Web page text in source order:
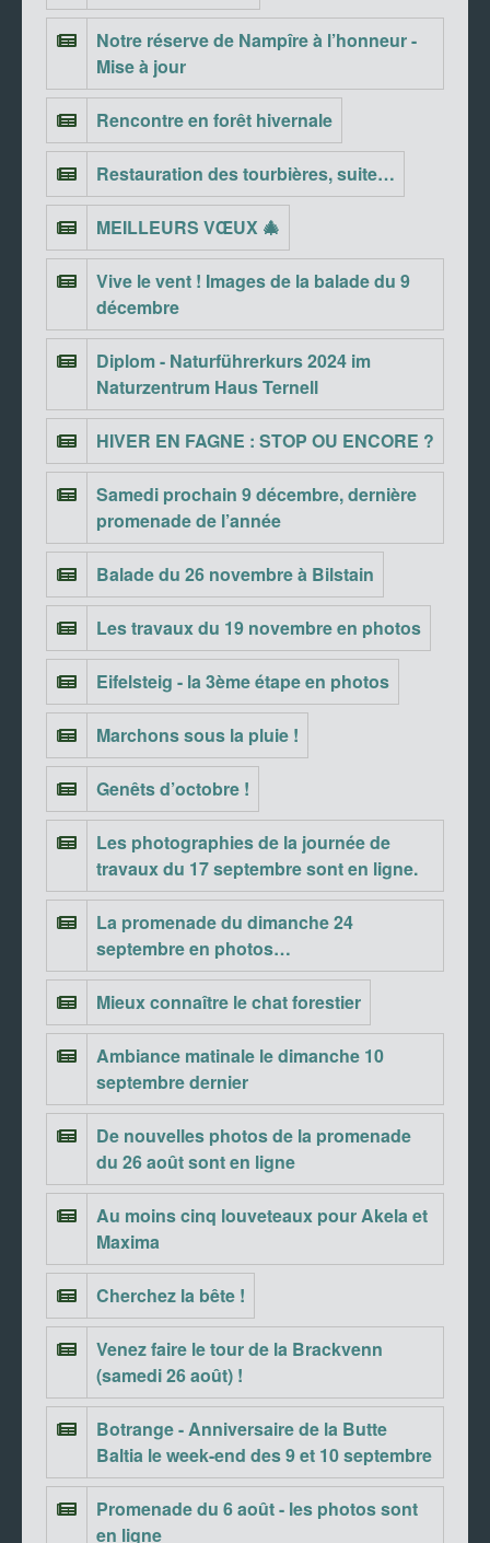
Notre réserve de Nampîre à l’honneur -
Mise à jour
Rencontre en forêt hivernale
Restauration des tourbières, suite…
MEILLEURS VŒUX 🎄
Vive le vent ! Images de la balade du 9
décembre
Diplom - Naturführerkurs 2024 im
Naturzentrum Haus Ternell
HIVER EN FAGNE : STOP OU ENCORE ?
Samedi prochain 9 décembre, dernière
promenade de l’année
Balade du 26 novembre à Bilstain
Les travaux du 19 novembre en photos
Eifelsteig - la 3ème étape en photos
Marchons sous la pluie !
Genêts d’octobre !
Les photographies de la journée de
travaux du 17 septembre sont en ligne.
La promenade du dimanche 24
septembre en photos…
Mieux connaître le chat forestier
Ambiance matinale le dimanche 10
septembre dernier
De nouvelles photos de la promenade
du 26 août sont en ligne
Au moins cinq louveteaux pour Akela et
Maxima
Cherchez la bête !
Venez faire le tour de la Brackvenn
(samedi 26 août) !
Botrange - Anniversaire de la Butte
Baltia le week-end des 9 et 10 septembre
Promenade du 6 août - les photos sont
en ligne